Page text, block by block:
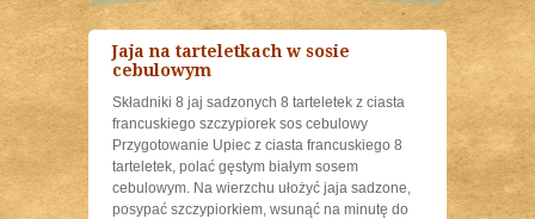
Jaja na tarteletkach w sosie
cebulowym
Składniki 8 jaj sadzonych 8 tarteletek z ciasta
francuskiego szczypiorek sos cebulowy
Przygotowanie Upiec z ciasta francuskiego 8
tarteletek, polać gęstym białym sosem
cebulowym. Na wierzchu ułożyć jaja sadzone,
posypać szczypiorkiem, wsunąć na minutę do